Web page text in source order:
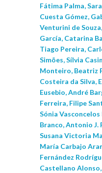
Fátima Palma,
Cuesta Gómez,
Venturini de
García, Catarina
Tiago Pereira,
Simões, Sílvia
Monteiro, Beatriz
Costeira da Silva,
Eusebio, André
Ferreira, Filipe
Sónia
Branco, Antonio J.
Susana Victoria
María Carbajo
Fernández
Castellano